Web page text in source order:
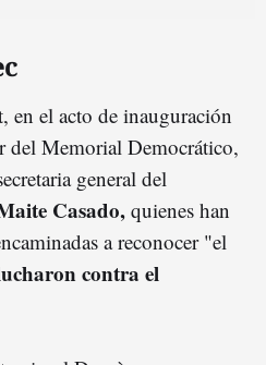
en el acto de inauguración
del Memorial Democrático,
general del
Casado, quienes han
a reconocer "el
contra el